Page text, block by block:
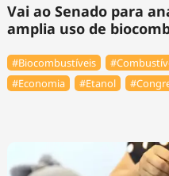
Vai ao Senado para
amplia uso de
#Biocombustíveis
#Economia
#Etanol